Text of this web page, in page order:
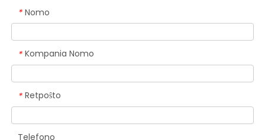
* Nomo
* Kompania Nomo
* Retpoŝto
Telefono